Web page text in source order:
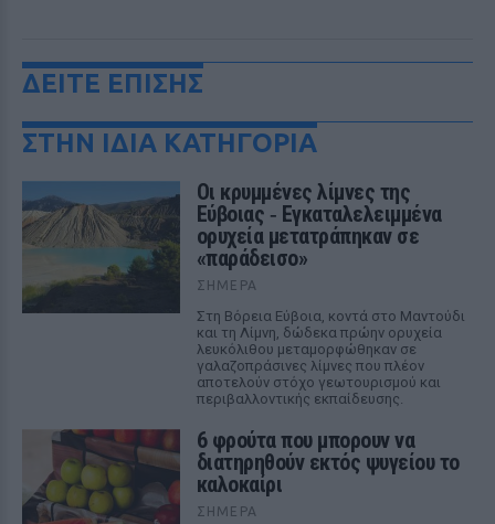
ΔΕΙΤΕ ΕΠΙΣΗΣ
ΣΤΗΝ ΙΔΙΑ ΚΑΤΗΓΟΡΙΑ
Οι κρυμμένες λίμνες της
Εύβοιας ‑ Εγκαταλελειμμένα
ορυχεία μετατράπηκαν σε
«παράδεισο»
ΣΉΜΕΡΑ
Στη Βόρεια Εύβοια, κοντά στο Μαντούδι
και τη Λίμνη, δώδεκα πρώην ορυχεία
λευκόλιθου μεταμορφώθηκαν σε
γαλαζοπράσινες λίμνες που πλέον
αποτελούν στόχο γεωτουρισμού και
περιβαλλοντικής εκπαίδευσης.
6 φρούτα που μπορουν να
διατηρηθούν εκτός ψυγείου το
καλοκαίρι
ΣΉΜΕΡΑ